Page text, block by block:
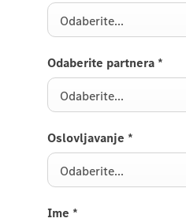
Odaberite...
Odaberite partnera *
Odaberite...
Oslovljavanje *
Odaberite...
Ime *